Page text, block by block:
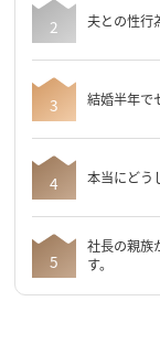
夫との性行
結婚半年で
本当にどう
社長の親族
す。